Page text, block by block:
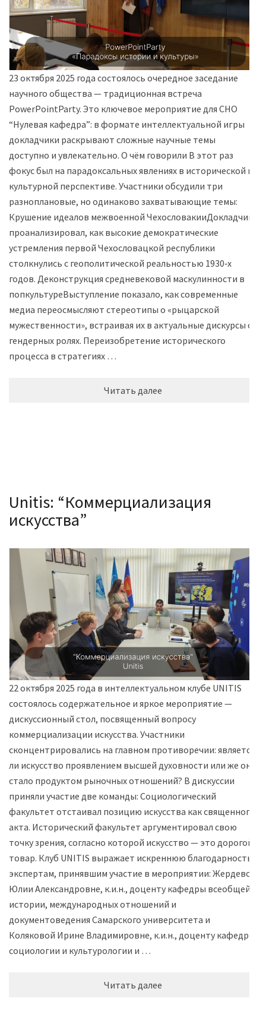
23 октября 2025 года состоялось очередное заседание
научного общества — традиционная встреча
PowerPointParty. Это ключевое мероприятие для СНО
“Нулевая кафедра”: в формате интеллектуальной игры
докладчики раскрывают сложные научные темы
доступно и увлекательно. О чём говорили В этот раз
фокус был на парадоксальных явлениях в исторической и
культурной перспективе. Участники обсудили три
разноплановые, но одинаково захватывающие темы:
Крушение идеалов межвоенной ЧехословакииДокладчик
проанализировал, как высокие демократические
устремления первой Чехословацкой республики
столкнулись с геополитической реальностью 1930‑х
годов. Деконструкция средневековой маскулинности в
попкультуреВыступление показало, как современные
медиа переосмысляют стереотипы о «рыцарской
мужественности», встраивая их в актуальные дискурсы о
гендерных ролях. Переизобретение исторического
процесса в стратегиях …
Читать далее
Unitis: “Коммерциализация
искусства”
22 октября 2025 года в интеллектуальном клубе UNITIS
состоялось содержательное и яркое мероприятие —
дискуссионный стол, посвященный вопросу
коммерциализации искусства. Участники
сконцентрировались на главном противоречии: является
ли искусство проявлением высшей духовности или же оно
стало продуктом рыночных отношений? В дискуссии
приняли участие две команды: Социологический
факультет отстаивал позицию искусства как священного
акта. Исторический факультет аргументировал свою
точку зрения, согласно которой искусство — это дорогой
товар. Клуб UNITIS выражает искреннюю благодарность
экспертам, принявшим участие в мероприятии: Жердевой
Юлии Александровне, к.и.н., доценту кафедры всеобщей
истории, международных отношений и
документоведения Самарского университета и
Коляковой Ирине Владимировне, к.и.н., доценту кафедры
социологии и культурологии и …
Читать далее